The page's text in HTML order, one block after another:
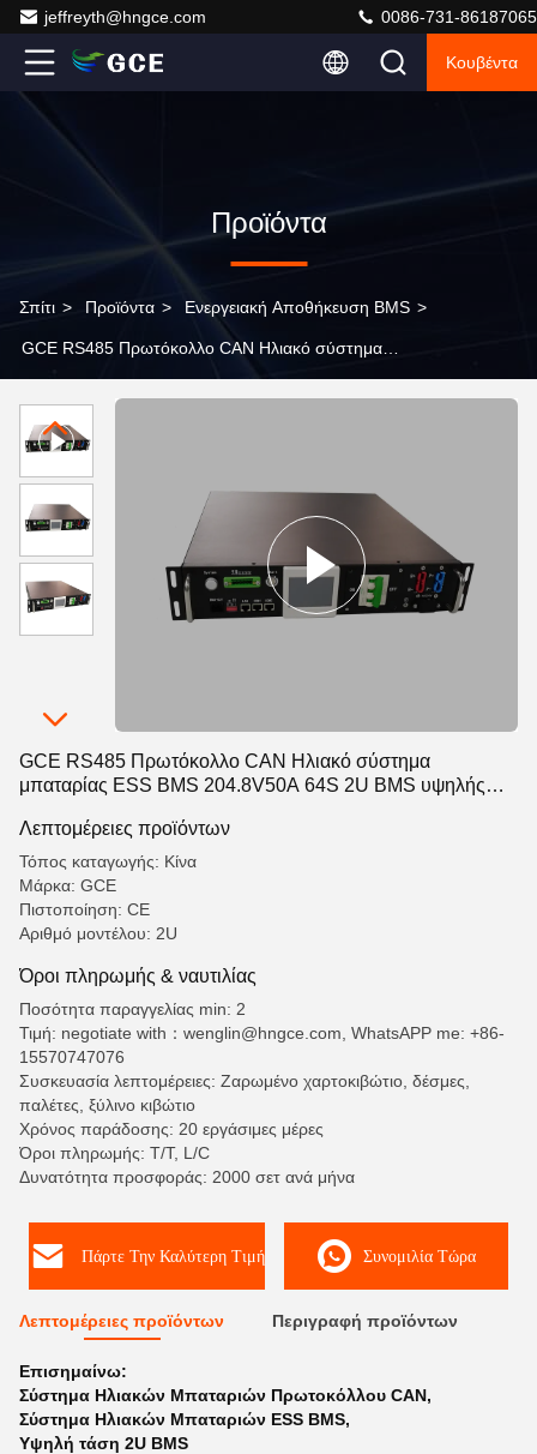
jeffreyth@hngce.com 0086-731-86187065
Κουβέντα
Προϊόντα
Σπίτι > Προϊόντα > Ενεργειακή Αποθήκευση BMS >
GCE RS485 Πρωτόκολλο CAN Ηλιακό σύστημα
τάσης
GCE RS485 Πρωτόκολλο CAN Ηλιακό σύστημα
μπαταρίας ESS BMS 204.8V50A 64S 2U BMS υψηλής
Λεπτομέρειες προϊόντων
Τόπος καταγωγής: Κίνα
Μάρκα: GCE
Πιστοποίηση: CE
Αριθμό μοντέλου: 2U
Όροι πληρωμής & ναυτιλίας
Ποσότητα παραγγελίας min: 2
Τιμή: negotiate with：wenglin@hngce.com, WhatsAPP me: +86-
15570747076
Συσκευασία λεπτομέρειες: Ζαρωμένο χαρτοκιβώτιο, δέσμες,
παλέτες, ξύλινο κιβώτιο
Χρόνος παράδοσης: 20 εργάσιμες μέρες
Όροι πληρωμής: T/T, L/C
Δυνατότητα προσφοράς: 2000 σετ ανά μήνα
Πάρτε Την Καλύτερη Τιμή Συνομιλία Τώρα
Λεπτομέρειες προϊόντων Περιγραφή προϊόντων
Επισημαίνω:
Σύστημα Ηλιακών Μπαταριών Πρωτοκόλλου CAN,
Σύστημα Ηλιακών Μπαταριών ESS BMS,
Υψηλή τάση 2U BMS